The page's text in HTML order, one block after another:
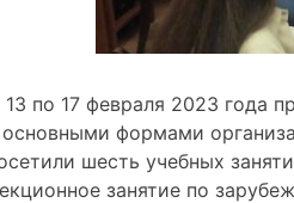
по 17 февраля 2023 года
формами
шесть учебных
занятие по